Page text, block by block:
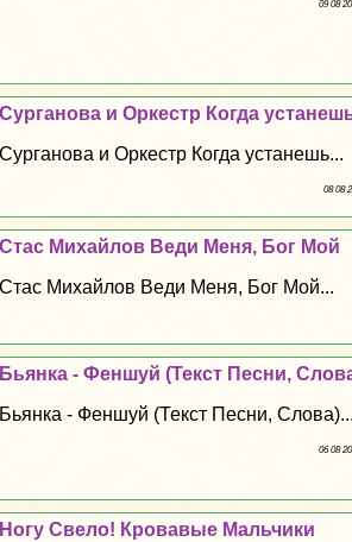
09 08
Сурганова и Оркестр Когда
Сурганова и Оркестр Когда устанешь...
08 08
Стас Михайлов Веди Меня, Бог Мой
Стас Михайлов Веди Меня, Бог Мой...
Бьянка - Феншуй (Текст Песни,
Бьянка - Феншуй (Текст Песни, Слова)...
06 08
Ногу Свело! Кровавые Мальчики